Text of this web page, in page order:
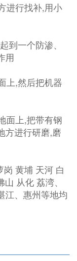
进行找补,用小
到一个防渗、
用
上,然后把机器
面上,把带有钢
方进行研磨,磨
黄埔 天河 白
从化 荔湾、
江、惠州等地均